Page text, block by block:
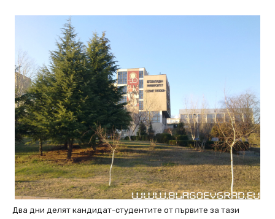
Два дни делят кандидат-студентите от първите за тази